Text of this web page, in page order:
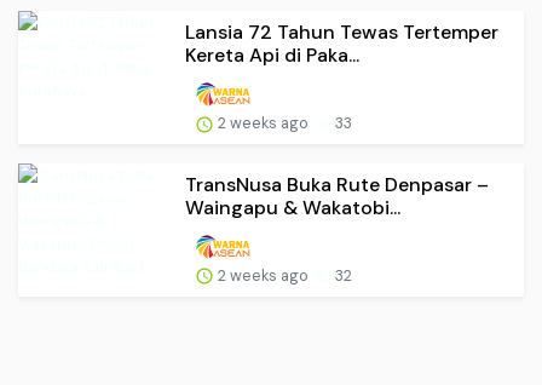
Lansia 72 Tahun Tewas Tertemper
Kereta Api di Paka...
2 weeks ago 33
TransNusa Buka Rute Denpasar –
Waingapu & Wakatobi...
2 weeks ago 32